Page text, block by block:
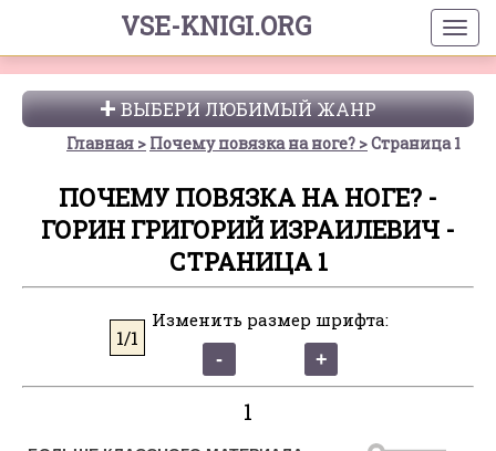
VSE-KNIGI.ORG
ВЫБЕРИ ЛЮБИМЫЙ ЖАНР
Главная Почему повязка на ноге? Страница 1
ПОЧЕМУ ПОВЯЗКА НА НОГЕ? -
ГОРИН ГРИГОРИЙ ИЗРАИЛЕВИЧ -
СТРАНИЦА 1
1/1
Изменить размер шрифта:
1